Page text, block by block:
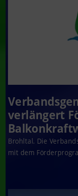
verlängert
Brohltal. Die
mit dem